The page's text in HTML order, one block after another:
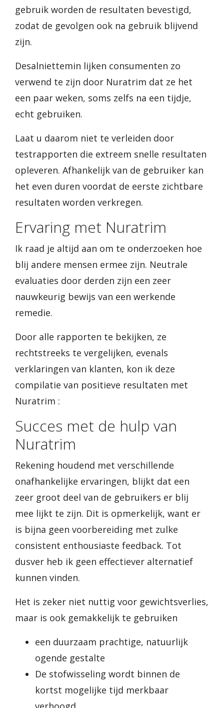
gebruik worden de resultaten bevestigd,
zodat de gevolgen ook na gebruik blijvend
zijn.
Desalniettemin lijken consumenten zo
verwend te zijn door Nuratrim dat ze het
een paar weken, soms zelfs na een tijdje,
echt gebruiken.
Laat u daarom niet te verleiden door
testrapporten die extreem snelle resultaten
opleveren. Afhankelijk van de gebruiker kan
het even duren voordat de eerste zichtbare
resultaten worden verkregen.
Ervaring met Nuratrim
Ik raad je altijd aan om te onderzoeken hoe
blij andere mensen ermee zijn. Neutrale
evaluaties door derden zijn een zeer
nauwkeurig bewijs van een werkende
remedie.
Door alle rapporten te bekijken, ze
rechtstreeks te vergelijken, evenals
verklaringen van klanten, kon ik deze
compilatie van positieve resultaten met
Nuratrim :
Succes met de hulp van
Nuratrim
Rekening houdend met verschillende
onafhankelijke ervaringen, blijkt dat een
zeer groot deel van de gebruikers er blij
mee lijkt te zijn. Dit is opmerkelijk, want er
is bijna geen voorbereiding met zulke
consistent enthousiaste feedback. Tot
dusver heb ik geen effectiever alternatief
kunnen vinden.
Het is zeker niet nuttig voor gewichtsverlies,
maar is ook gemakkelijk te gebruiken
een duurzaam prachtige, natuurlijk
ogende gestalte
De stofwisseling wordt binnen de
kortst mogelijke tijd merkbaar